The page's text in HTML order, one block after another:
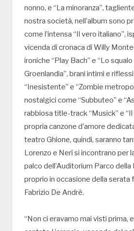
nonno, e “La minoranza”,
nostra società, nell’album sono
come l’intensa “Il vero italiano”,
vicenda di cronaca di Willy
ironiche “Play Bach” e “Lo squalo
Groenlandia”, brani intimi e
“Inesistente” e “Zombie
nostalgici come “Subbuteo” e
rabbiosa title-track “Musick” e “Il
propria canzone d’amore
teatro Ghione, quindi, saranno
Lorenzo e Neri si incontrano per
palco dell’Auditorium Parco della
proprio in occasione della serata
Fabrizio De Andrè.
“Non ci eravamo mai visti prima,